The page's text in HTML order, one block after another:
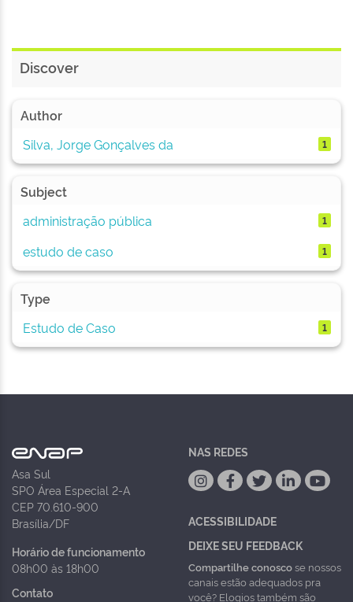
Discover
Author
Silva, Jorge Gonçalves da
1
Subject
administração pública
1
estudo de caso 1
Type
Estudo de Caso
1
Asa Sul
SPO Área Especial 2-A
CEP 70.610-900
Brasília/DF
Horário de funcionamento
08h00 às 18h00
Contato
NAS REDES
ACESSIBILIDADE
DEIXE SEU FEEDBACK
Compartilhe conoscose nossos
canais estão adequados pra
você? Elogios também são